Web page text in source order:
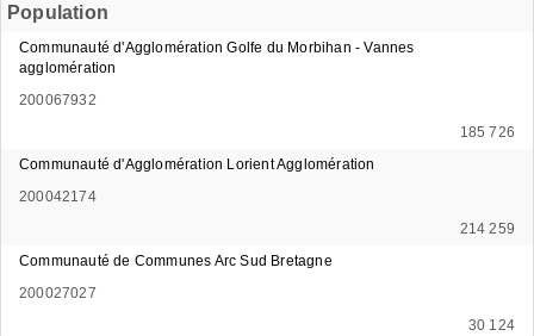
Population
Communauté d'Agglomération Golfe du Morbihan - Vannes
agglomération
200067932
185 726
Communauté d'Agglomération Lorient Agglomération
200042174
214 259
Communauté de Communes Arc Sud Bretagne
200027027
30 124